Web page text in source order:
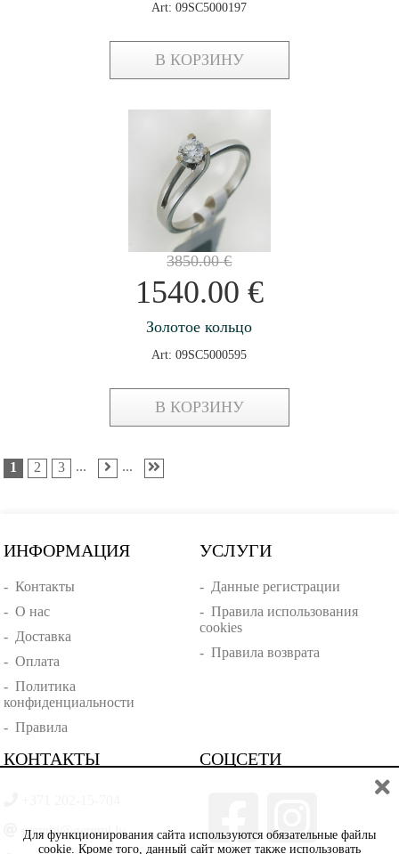
Art: 09SC5000197
В КОРЗИНУ
3850.00€
1540.00 €
Золотое кольцо
Art: 09SC5000595
В КОРЗИНУ
1 2 3 ... ...
ИНФОРМАЦИЯ
-Контакты
-О нас
- Доставка
-Оплата
-Политика
конфиденциальности
-Правила
УСЛУГИ
- Данные регистрации
- Правила использования
cookies
- Правила возврата
КОНТАКТЫ
gemmi@gemmi.lv
СОЦСЕТИ
Для функционирования сайта используются обязательные файлы
cookie. Кроме того, данный сайт может также использовать